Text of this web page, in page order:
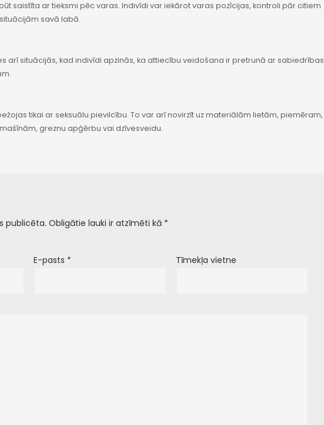
saistīta ar tieksmi pēc varas. Indivīdi var iekārot varas pozīcijas, kontroli pār citiem
savā labā.
arī situācijās, kad indivīdi apzinās, ka attiecību veidošana ir pretrunā ar sabiedrības
tikai ar seksuālu pievilcību. To var arī novirzīt uz materiālām lietām, piemēram,
greznu apģērbu vai dzīvesveidu.
publicēta. Obligātie lauki ir atzīmēti kā *
E-pasts * Tīmekļa vietne